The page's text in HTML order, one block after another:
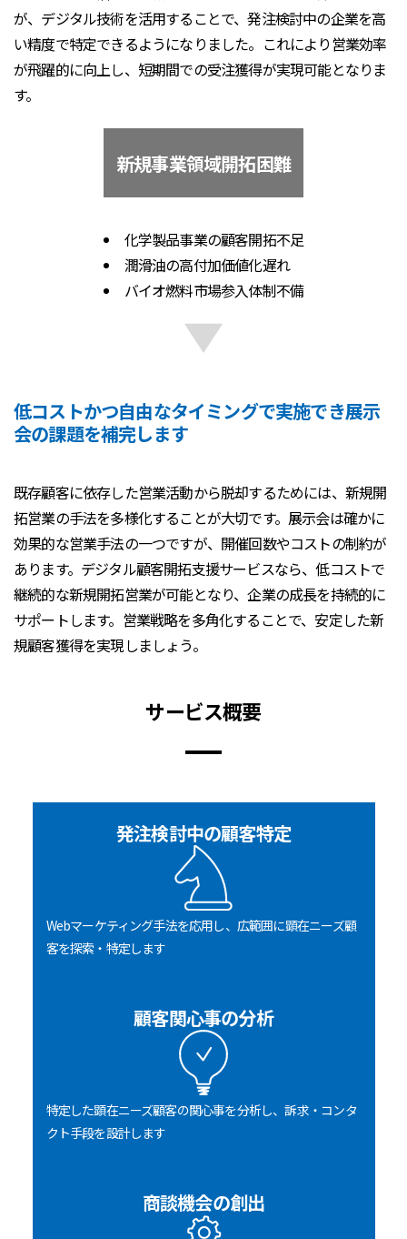
が、デジタル技術を活用することで、発注検討中の企業を高
い精度で特定できるようになりました。これにより営業効率
が飛躍的に向上し、短期間での受注獲得が実現可能となりま
す。
新規事業領域開拓困難
化学製品事業の顧客開拓不足
潤滑油の高付加価値化遅れ
バイオ燃料市場参入体制不備
低コストかつ自由なタイミングで実施でき展示
会の課題を補完します
既存顧客に依存した営業活動から脱却するためには、新規開
拓営業の手法を多様化することが大切です。展示会は確かに
効果的な営業手法の一つですが、開催回数やコストの制約が
あります。デジタル顧客開拓支援サービスなら、低コストで
継続的な新規開拓営業が可能となり、企業の成長を持続的に
サポートします。営業戦略を多角化することで、安定した新
規顧客獲得を実現しましょう。
サービス概要
発注検討中の顧客特定
Webマーケティング手法を応用し、広範囲に顕在ニーズ顧
客を探索・特定します
顧客関心事の分析
特定した顕在ニーズ顧客の関心事を分析し、訴求・コンタ
クト手段を設計します
商談機会の創出